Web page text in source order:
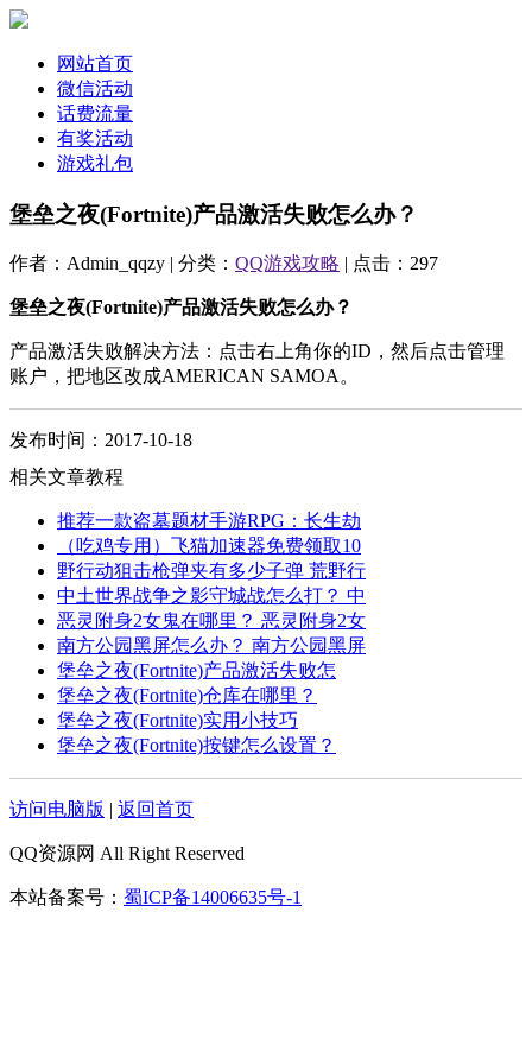
网站首页
微信活动
话费流量
有奖活动
游戏礼包
堡垒之夜(Fortnite)产品激活失败怎么办？
作者：Admin_qqzy | 分类： QQ游戏攻略 | 点击：297
堡垒之夜(Fortnite)产品激活失败怎么办？
产品激活失败解决方法：点击右上角你的ID，然后点击管理
账户，把地区改成AMERICAN SAMOA。
发布时间：2017-10-18
相关文章教程
推荐一款盗墓题材手游RPG：长生劫
（吃鸡专用）飞猫加速器免费领取10
野行动狙击枪弹夹有多少子弹 荒野行
中土世界战争之影守城战怎么打？ 中
恶灵附身2女鬼在哪里？ 恶灵附身2女
南方公园黑屏怎么办？ 南方公园黑屏
堡垒之夜(Fortnite)产品激活失败怎
堡垒之夜(Fortnite)仓库在哪里？
堡垒之夜(Fortnite)实用小技巧
堡垒之夜(Fortnite)按键怎么设置？
访问电脑版 | 返回首页
QQ资源网 All Right Reserved
本站备案号： 蜀ICP备14006635号-1